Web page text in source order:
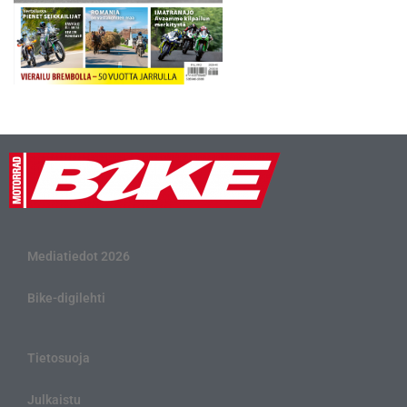
Mediatiedot 2026
Bike-digilehti
Tietosuoja
Julkaistu